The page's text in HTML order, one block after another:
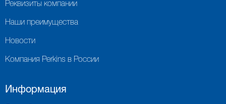
Реквизиты компании
Наши преимущества
Новости
Компания Perkins в России
Информация